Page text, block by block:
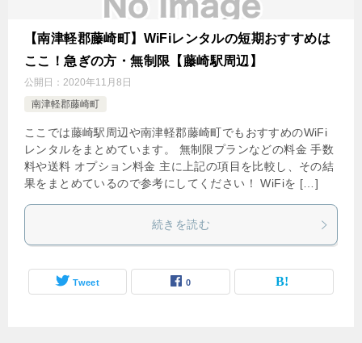
【南津軽郡藤崎町】WiFiレンタルの短期おすすめは
ここ！急ぎの方・無制限【藤崎駅周辺】
公開日： 2020年11月8日
南津軽郡藤崎町
ここでは藤崎駅周辺や南津軽郡藤崎町でもおすすめのWiFi
レンタルをまとめています。 無制限プランなどの料金 手数
料や送料 オプション料金 主に上記の項目を比較し、その結
果をまとめているので参考にしてください！ WiFiを […]
続きを読む
Tweet 0